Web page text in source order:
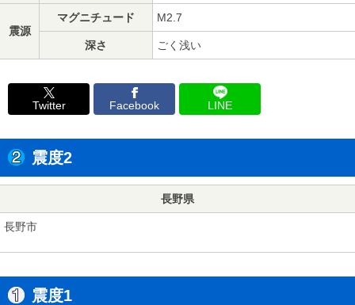
震源
マグニチュード M2.7
深さ ごく浅い
Twitter Facebook LINE
震度2
長野県
長野市
震度1